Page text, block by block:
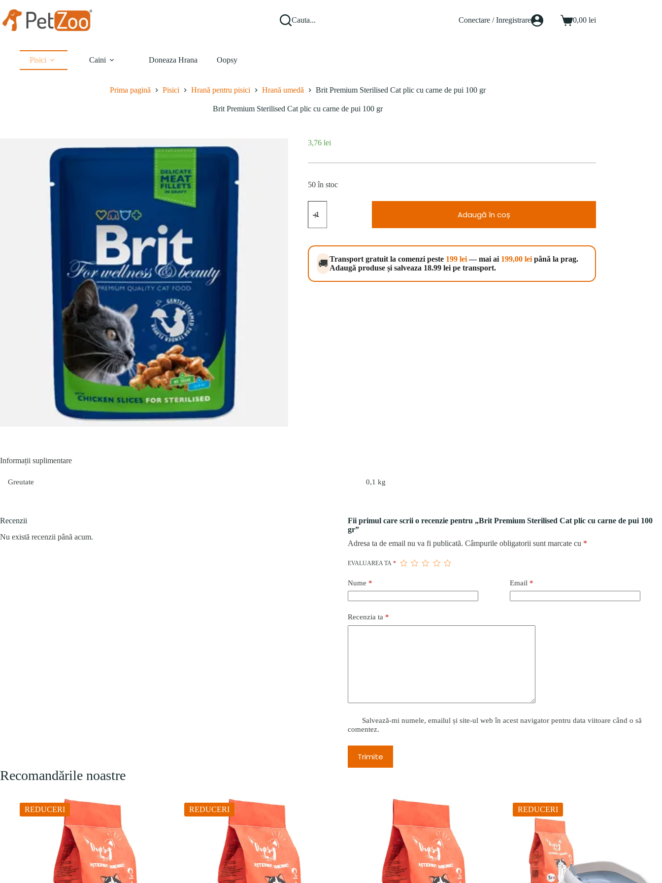
conținut
Cauta... Conectare / Inregistrare
Coș0,00 lei
Pisici Caini Doneaza Hrana Oopsy
Prima pagină Pisici Hrană pentru pisici Hrană umedă Brit Premium Sterilised Cat plic cu carne de pui 100 gr
Brit Premium Sterilised Cat plic cu carne de pui 100 gr
3,76 lei
50 în stoc
Brit
Sterilised
plic
carne
pui
Adaugă în coș
🚚 Transport gratuit la comenzi peste 199 lei— mai ai 199,00 leipână la prag.
Adaugă produse și salveaza 18.99 lei pe transport.
Informații suplimentare
Greutate 0,1 kg
Recenzii
Nu există recenzii până acum.
Fii primul care scrii o recenzie pentru „Brit Premium Sterilised Cat plic cu carne de pui 100
gr”
Adresa ta de email nu va fi publicată. Câmpurile obligatorii sunt marcate cu *
EVALUAREA TA *
Nume * Email *
Recenzia ta *
Salvează-mi numele, emailul și site-ul web în acest navigator pentru data viitoare când o să
comentez.
Trimite
Recomandările noastre
REDUCERI REDUCERI REDUCERI